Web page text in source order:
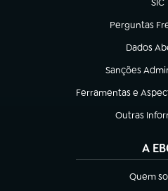
Perguntas
(abre em
Dados
(abre em
Sanções
(abre em nova
Ferramentas e
(abre em nova aba)
Outras
(abre em
A
Quem
(abre em